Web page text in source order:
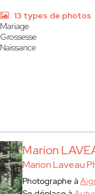
13 types de photos
Mariage
Grossesse
Naissance
Marion
Marion Laveau
Photographe à